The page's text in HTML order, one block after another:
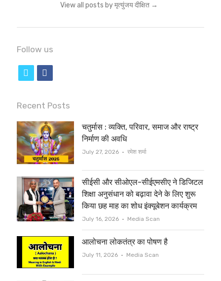
View all posts by मृत्युंजय दीक्षित →
Follow us
i
t
t
e
r
c
e
b
o
o
k
Recent Posts
चतुर्मास : व्यक्ति, परिवार, समाज और राष्ट्र
निर्माण की अवधि
July 27, 2026 Author
रमेश शर्मा
सीईसी और सीओएल-सीईएमसीए ने डिजिटल
शिक्षा अनुसंधान को बढ़ावा देने के लिए शुरू
किया छह माह का शोध इंक्यूबेशन कार्यक्रम
July 16, 2026 Author
Media Scan
आलोचना लोकतंत्र का पोषण है
July 11, 2026 Author
Media Scan